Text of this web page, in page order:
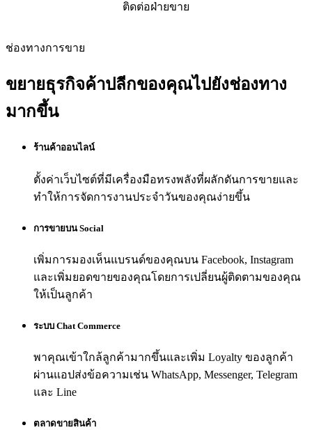
ติดต่อฝ่ายขาย
ช่องทางการขาย
ขยายธุรกิจค้าปลีกของคุณไปยังช่องทาง
มากขึ้น
ร้านค้าออนไลน์
ตั้งค่าเว็บไซต์ที่มีเครื่องมือทรงพลังที่ผลักดันการขายและ
ทำให้การจัดการงานประจำวันของคุณง่ายขึ้น
การขายบน Social
เพิ่มการมองเห็นแบรนด์ของคุณบน Facebook, Instagram
และเพิ่มยอดขายของคุณโดยการเปลี่ยนผู้ติดตามของคุณ
ให้เป็นลูกค้า
ระบบ Chat Commerce
พาคุณเข้าใกล้ลูกค้ามากขึ้นและเพิ่ม Loyalty ของลูกค้า
ผ่านแอปส่งข้อความเช่น WhatsApp, Messenger, Telegram
และ Line
ตลาดขายสินค้า